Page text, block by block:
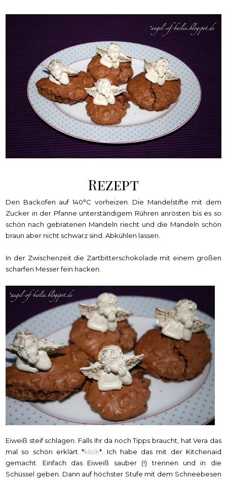
Rezept
Den Backofen auf 140°C vorheizen. Die Mandelstifte mit dem
Zucker in der Pfanne unterständigem Rühren anrösten bis es so
schön nach gebratenen Mandeln riecht und die Mandeln schön
braun aber nicht schwarz sind. Abkühlen lassen.
In der Zwischenzeit die Zartbitterschokolade mit einem großen
scharfen Messer fein hacken.
Eiweiß steif schlagen. Falls Ihr da noch Tipps braucht, hat Vera das
mal so schön erklärt *klick*. Ich habe das mit der Kitchenaid
gemacht. Einfach das Eiweiß sauber (!) trennen und in die
Schüssel geben. Dann auf höchster Stufe mit dem Schneebesen